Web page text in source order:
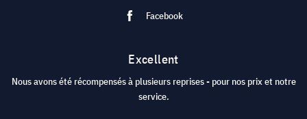
Facebook
Excellent
Nous avons été récompensés à plusieurs reprises - pour nos prix et notre
service.